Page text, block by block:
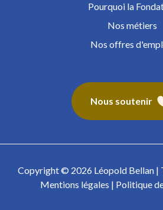
Pourquoi la
Nos métiers
Nos offres
Nous soutenir
Copyright © 2026 Léopold Bellan |
Mentions légales | Politique